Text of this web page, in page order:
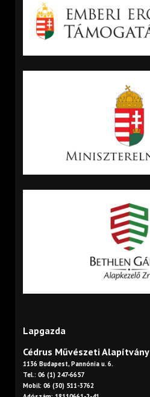
Lapgazda
Cédrus Művészeti Alapítvány
1136 Budapest, Pannónia u. 6.
Tel.: 06 (1) 247-6657
Mobil: 06 (30) 511-3762